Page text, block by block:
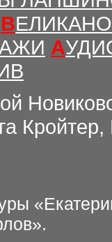
В
А
Кройтер,